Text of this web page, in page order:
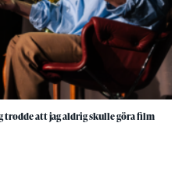
trodde att jag aldrig skulle göra film